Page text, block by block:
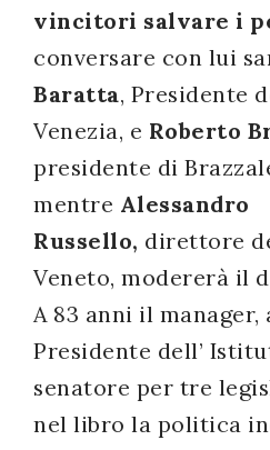
vincitori salvare i
conversare con lui
Baratta, Presidente
Venezia, e Roberto
presidente di
mentre Alessandro
Russello, direttore
Veneto, modererà il
A 83 anni il manager,
Presidente dell’
senatore per tre
nel libro la politica
Registrazione
avvenuta con
successo!